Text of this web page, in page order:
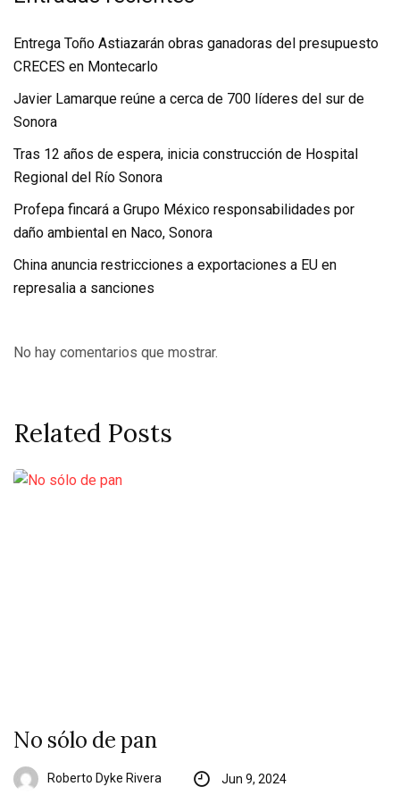
Entrega Toño Astiazarán obras ganadoras del presupuesto
CRECES en Montecarlo
Javier Lamarque reúne a cerca de 700 líderes del sur de
Sonora
Tras 12 años de espera, inicia construcción de Hospital
Regional del Río Sonora
Profepa fincará a Grupo México responsabilidades por
daño ambiental en Naco, Sonora
China anuncia restricciones a exportaciones a EU en
represalia a sanciones
No hay comentarios que mostrar.
Related Posts
No sólo de pan
Roberto Dyke Rivera Jun 9, 2024